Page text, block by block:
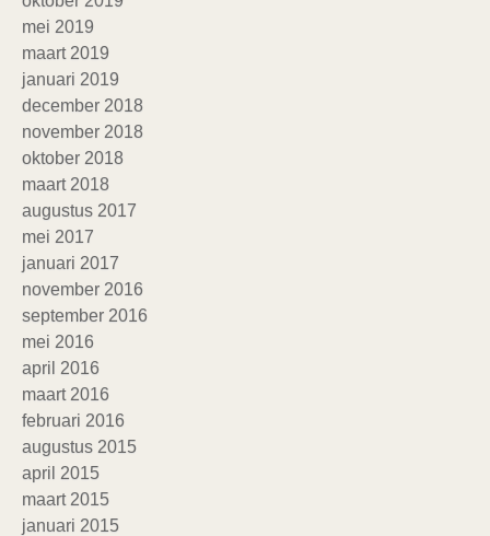
mei 2019
maart 2019
januari 2019
december 2018
november 2018
oktober 2018
maart 2018
augustus 2017
mei 2017
januari 2017
november 2016
september 2016
mei 2016
april 2016
maart 2016
februari 2016
augustus 2015
april 2015
maart 2015
januari 2015